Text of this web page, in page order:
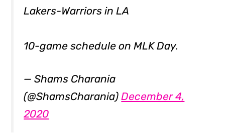
Lakers-Warriors in LA
10-game schedule on MLK Day.
— Shams Charania
(@ShamsCharania)December 4,
2020